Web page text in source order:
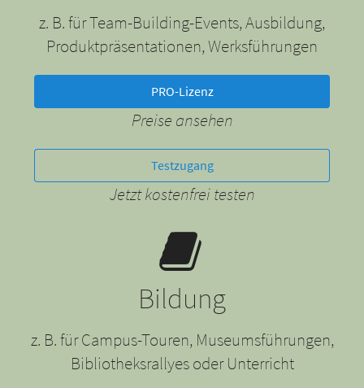
z. B. für Team-Building-Events, Ausbildung,
Produktpräsentationen, Werksführungen
PRO-Lizenz
Preise ansehen
Testzugang
Jetzt kostenfrei testen
Bildung
z. B. für Campus-Touren, Museumsführungen,
Bibliotheksrallyes oder Unterricht